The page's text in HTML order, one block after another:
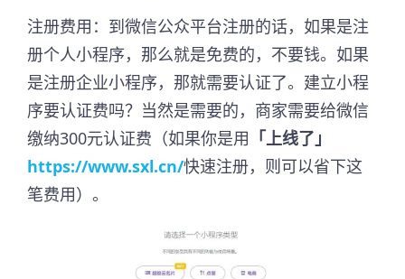
注册费用：到微信公众平台注册的话，如果是注
册个人小程序，那么就是免费的，不要钱。如果
是注册企业小程序，那就需要认证了。建立小程
序要认证费吗？当然是需要的，商家需要给微信
缴纳300元认证费（如果你是用 「上线了」
https://www.sxl.cn/快速注册，则可以省下这
笔费用）。